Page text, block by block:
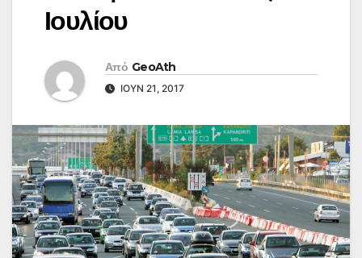
Ιουλίου
Από GeoAth
ΙΟΎΝ 21, 2017